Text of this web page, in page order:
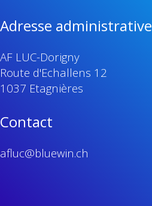
Adresse administrative
AF LUC-Dorigny
Route d'Echallens 12
1037 Etagnières
Contact
afluc@bluewin.ch